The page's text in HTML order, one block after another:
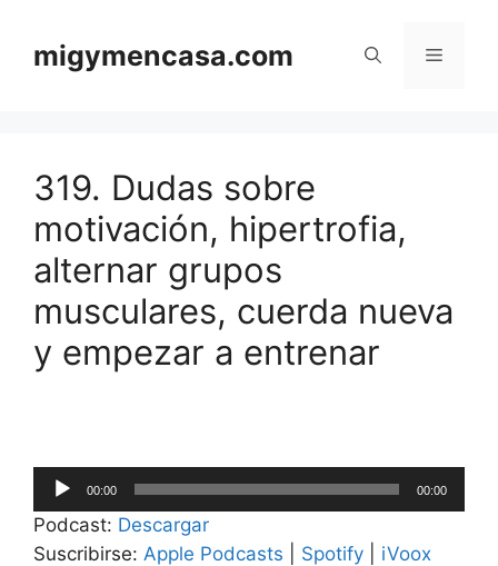
contenido
migymencasa.com Menú
319. Dudas sobre
motivación, hipertrofia,
alternar grupos
musculares, cuerda nueva
y empezar a entrenar
Reproductor
de
audio
00:00 00:00
Podcast: Descargar
Suscribirse: Apple Podcasts Spotify iVoox